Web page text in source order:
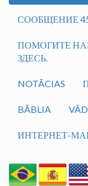
СООБЩЕНИЕ
ПОМОГИТЕ
ЗДЕСЬ.
NOTÃ­CIAS
BÃ­BLIA
ИНТЕРНЕТ-